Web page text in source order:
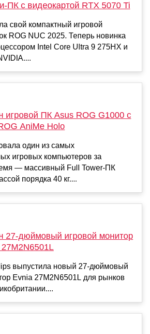
ПК с видеокартой RTX 5070 Ti
свой компактный игровой
ROG NUC 2025. Теперь новинка
Intel Core Ultra 9 275HX и
игровой ПК Asus ROG G1000 с
AniMe Holo
один из самых
игровых компьютеров за
— массивный Full Tower-ПК
порядка 40 кг....
27-дюймовый игровой монитор
выпустила новый 27-дюймовый
Evnia 27M2N6501L для рынков